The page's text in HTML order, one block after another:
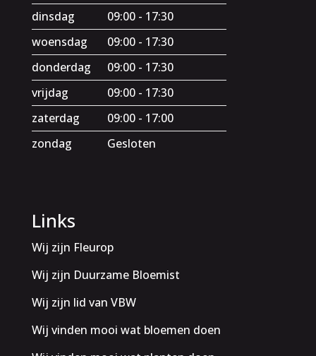
dinsdag
09:00 - 17:30
woensdag
09:00 - 17:30
donderdag
09:00 - 17:30
vrijdag
09:00 - 17:30
zaterdag
09:00 - 17:00
zondag
Gesloten
Links
Wij zijn Fleurop
Wij zijn Duurzame Bloemist
Wij zijn lid van VBW
Wij vinden mooi wat bloemen doen